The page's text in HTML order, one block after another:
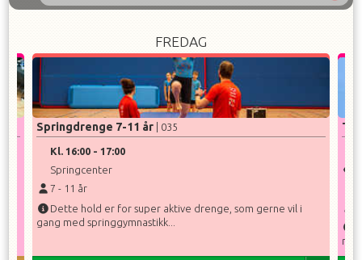
FREDAG
Springdrenge 7-11 år | 035
Kl. 16:00 - 17:00
Springcenter
7 - 11 år
Dette hold er for super aktive drenge, som gerne vil i
gang med springgymnastikk...